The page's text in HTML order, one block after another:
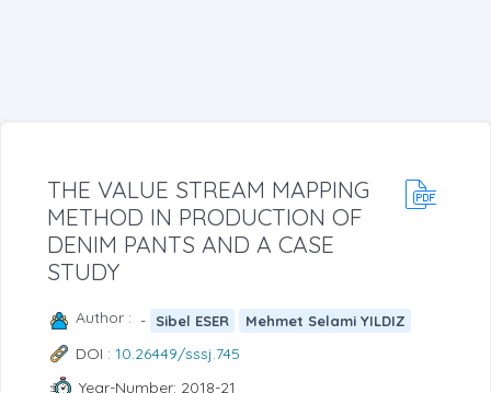
THE VALUE STREAM MAPPING
METHOD IN PRODUCTION OF
DENIM PANTS AND A CASE
STUDY
Author : - Sibel ESER Mehmet Selami YILDIZ
DOI : 10.26449/sssj.745
Year-Number: 2018-21